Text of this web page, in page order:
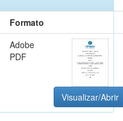
Formato
Adobe
PDF
Visualizar/Abrir